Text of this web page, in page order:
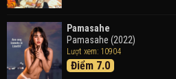
Pamasahe
Pamasahe (2022)
Lượt xem: 10904
Điểm 7.0